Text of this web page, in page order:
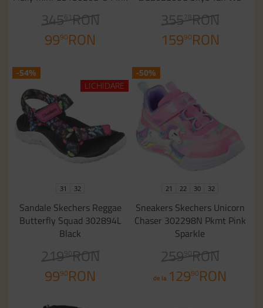
345 61RON
9990RON
355 78
RON
15990RON
-54%
LICHIDARE
31 32
Sandale Skechers Reggae
Butterfly Squad 302894L
Black
219 90RON
9990RON
-50%
21 22 30 32
Sneakers Skechers Unicorn
Chaser 302298N Pkmt Pink
Sparkle
259 90RON
de la 12990RON